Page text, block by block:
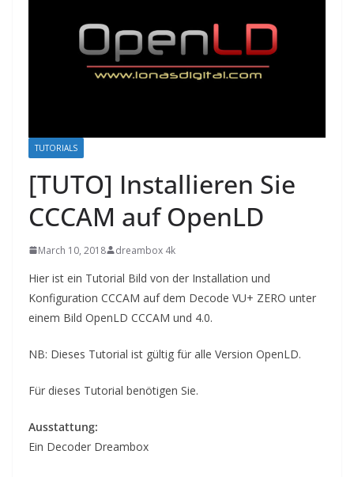
TUTORIALS
[TUTO] Installieren Sie
CCCAM auf OpenLD
March 10, 2018 dreambox 4k
Hier ist ein Tutorial Bild von der Installation und
Konfiguration CCCAM auf dem Decode VU+ ZERO unter
einem Bild OpenLD CCCAM und 4.0.
NB: Dieses Tutorial ist gültig für alle Version OpenLD.
Für dieses Tutorial benötigen Sie.
Ausstattung:
Ein Decoder Dreambox